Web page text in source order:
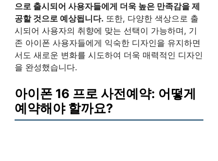
으로 출시되어 사용자들에게 더욱 높은 만족감을 제
공할 것으로 예상됩니다. 또한, 다양한 색상으로 출
시되어 사용자의 취향에 맞는 선택이 가능하며, 기
존 아이폰 사용자들에게 익숙한 디자인을 유지하면
서도 새로운 변화를 시도하여 더욱 매력적인 디자인
을 완성했습니다.
아이폰 16 프로 사전예약: 어떻게
예약해야 할까요?